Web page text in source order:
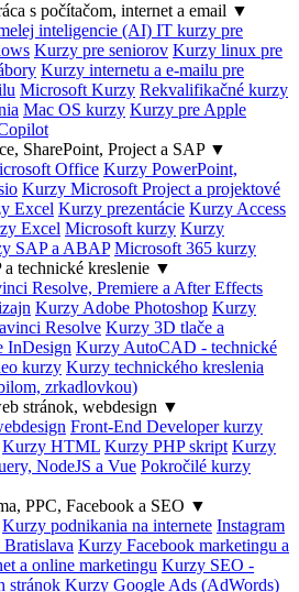
s počítačom, internet a email ▼
inteligencie (AI) IT kurzy pre
Kurzy pre seniorov Kurzy linux pre
Kurzy internetu a e-mailu pre
Microsoft Kurzy Rekvalifikačné kurzy
Mac OS kurzy Kurzy pre Apple
SharePoint, Project a SAP ▼
Office Kurzy PowerPoint,
Kurzy Microsoft Project a projektové
Excel Kurzy prezentácie Kurzy Access
Excel Microsoft kurzy Kurzy
SAP a ABAP Microsoft 365 kurzy
technické kreslenie ▼
Resolve, Premiere a After Effects
Kurzy Adobe Photoshop Kurzy
Resolve Kurzy 3D tlače a
InDesign Kurzy AutoCAD - technické
kurzy Kurzy technického kreslenia
zrkadlovkou)
stránok, webdesign ▼
Front-End Developer kurzy
Kurzy HTML Kurzy PHP skript Kurzy
NodeJS a Vue Pokročilé kurzy
PPC, Facebook a SEO ▼
Kurzy podnikania na internete Instagram
Kurzy Facebook marketingu a
a online marketingu Kurzy SEO -
stránok Kurzy Google Ads (AdWords)